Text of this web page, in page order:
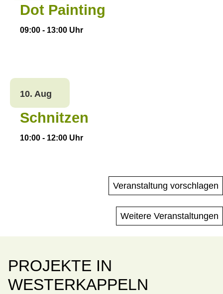
Dot Painting
09:00 - 13:00 Uhr
Schnitzen
10:00 - 12:00 Uhr
10. Aug
Veranstaltung vorschlagen
Weitere Veranstaltungen
PROJEKTE IN
WESTERKAPPELN